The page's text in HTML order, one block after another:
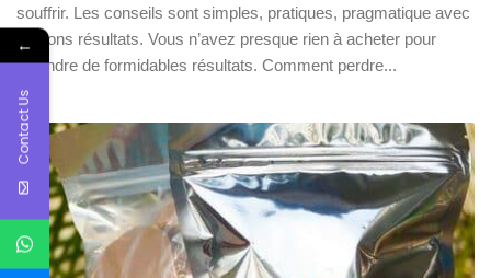
souffrir. Les conseils sont simples, pratiques, pragmatique avec
de bons résultats. Vous n’avez presque rien à acheter pour
atteindre de formidables résultats. Comment perdre...
←
Contact Us